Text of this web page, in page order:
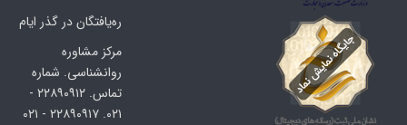
ره‌یافتگان در گذر ایام
مرکز مشاوره
روانشناسی. شماره
تماس. ۲۲۸۹۰۹۱۲ -
۰۲۱. ۲۲۸۹۰۹۱۷ - ۰۲۱